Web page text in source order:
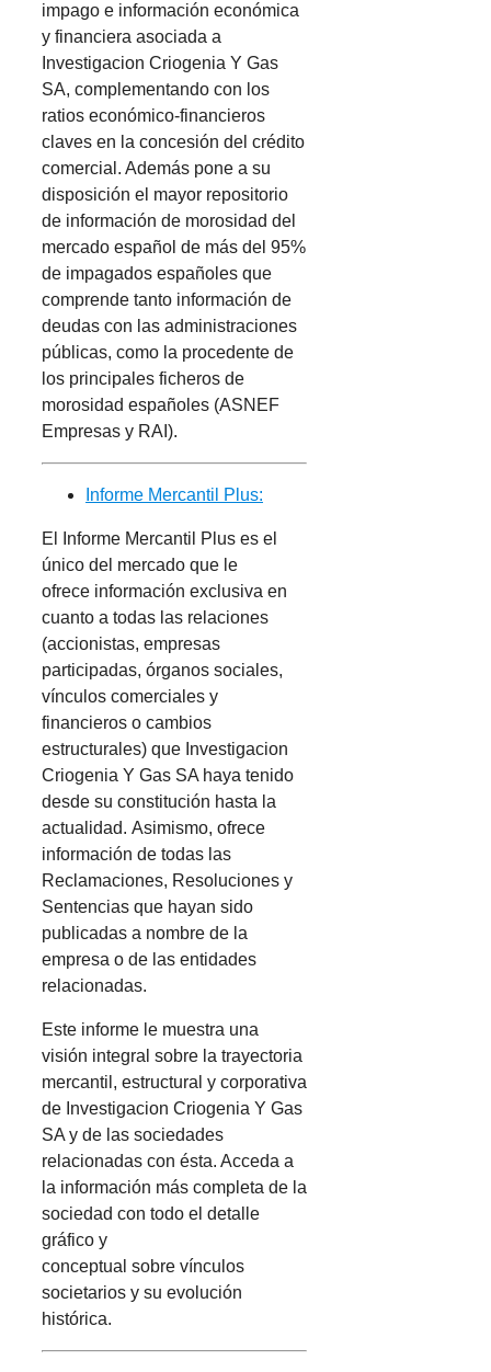
impago e información económica
y financiera asociada a
Investigacion Criogenia Y Gas
SA, complementando con los
ratios económico-financieros
claves en la concesión del crédito
comercial. Además pone a su
disposición el mayor repositorio
de información de morosidad del
mercado español de más del 95%
de impagados españoles que
comprende tanto información de
deudas con las administraciones
públicas, como la procedente de
los principales ficheros de
morosidad españoles (ASNEF
Empresas y RAI).
Informe Mercantil Plus:
El Informe Mercantil Plus es el
único del mercado que le
ofrece información exclusiva en
cuanto a todas las relaciones
(accionistas, empresas
participadas, órganos sociales,
vínculos comerciales y
financieros o cambios
estructurales) que Investigacion
Criogenia Y Gas SA haya tenido
desde su constitución hasta la
actualidad. Asimismo, ofrece
información de todas las
Reclamaciones, Resoluciones y
Sentencias que hayan sido
publicadas a nombre de la
empresa o de las entidades
relacionadas.
Este informe le muestra una
visión integral sobre la trayectoria
mercantil, estructural y corporativa
de Investigacion Criogenia Y Gas
SA y de las sociedades
relacionadas con ésta. Acceda a
la información más completa de la
sociedad con todo el detalle
gráfico y
conceptual sobre vínculos
societarios y su evolución
histórica.